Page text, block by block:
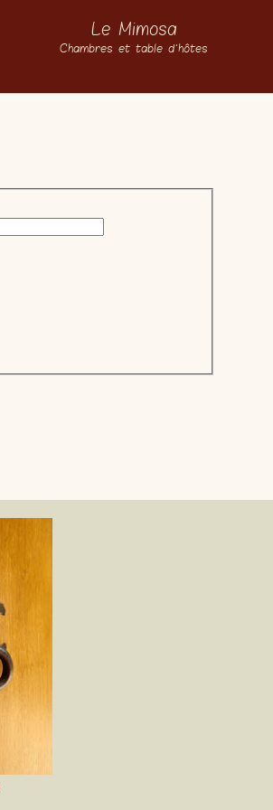
Le Mimosa
Chambres et table d'hôtes